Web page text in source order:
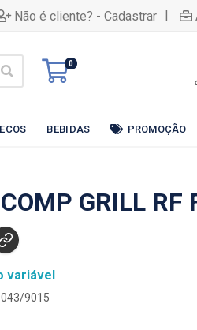
Não é cliente? - Cadastrar |
0
BEBIDAS PROMOÇÃO
GRILL RF
variável
9015